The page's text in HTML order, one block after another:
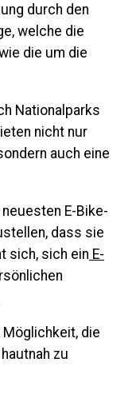
durch den
welche die
die um die
Nationalparks
nicht nur
auch eine
E-Bike-
dass sie
sich, sich ein E-
die
zu